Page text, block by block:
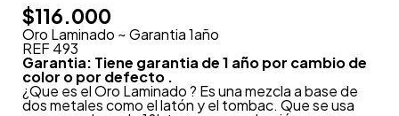
$116.000
Oro Laminado ~ Garantia 1año
REF 493
Garantia: Tiene garantia de 1 año por cambio de
color o por defecto .
¿Que es el Oro Laminado ? Es una mezcla a base de
dos metales como el latón y el tombac. Que se usa